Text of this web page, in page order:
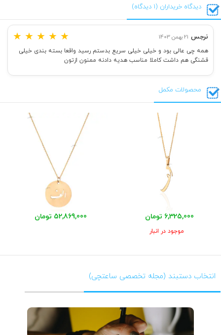
دیدگاه خریداران (1 دیدگاه)
نرجس 21 بهمن 1403 ★ ★ ★ ★ ★
همه چی عالی بود و خیلی خیلی سریع بدستم رسید واقعا بسته بندی خیلی
قشنگی هم داشت کاملا مناسب هدیه دادنه ممنون ازتون
محصولات مکمل
6,325,000 تومان
موجود در انبار
52,869,000 تومان
انتخاب دستبند (مجله تخصصی ساعتچی)